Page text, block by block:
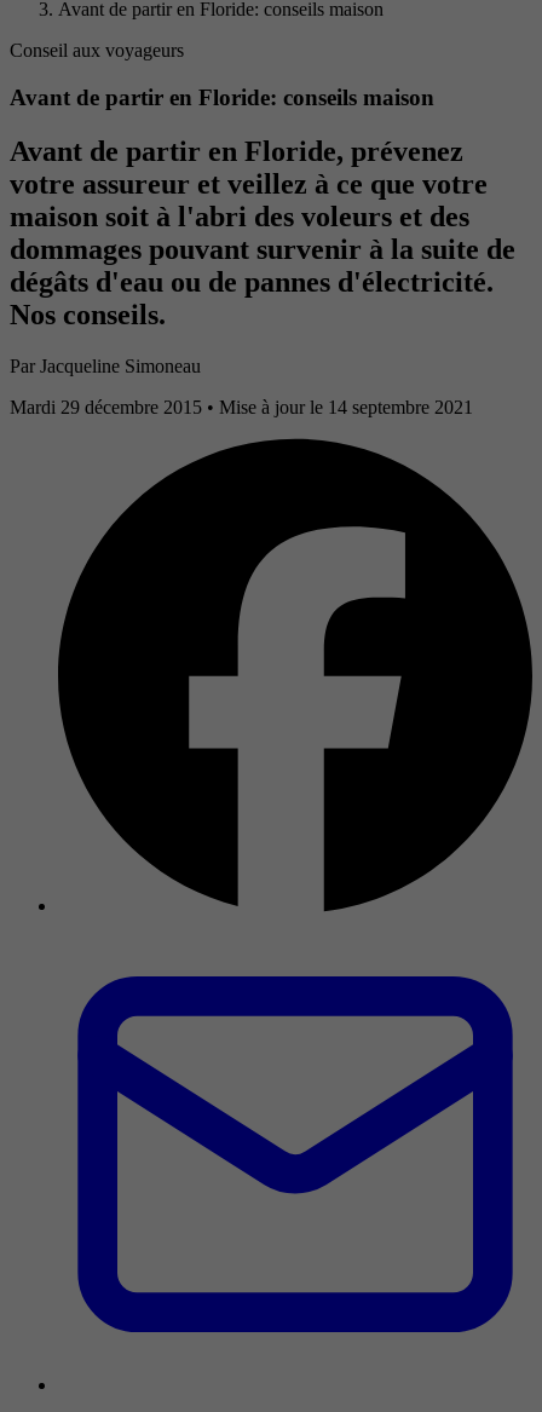
Avant de partir en Floride: conseils maison
Conseil aux voyageurs
Avant de partir en Floride: conseils maison
Avant de partir en Floride, prévenez
votre assureur et veillez à ce que votre
maison soit à l'abri des voleurs et des
dommages pouvant survenir à la suite de
dégâts d'eau ou de pannes d'électricité.
Nos conseils.
Par Jacqueline Simoneau
Mardi 29 décembre 2015 • Mise à jour le 14 septembre 2021